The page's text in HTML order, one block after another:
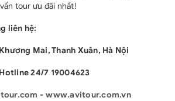
tour ưu đãi nhất!
liên hệ:
Mai, Thanh Xuân, Hà Nội
24/7 19004623
-www.avitour.com.vn